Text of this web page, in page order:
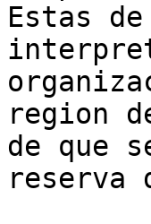
Estas
region
de que
reserva